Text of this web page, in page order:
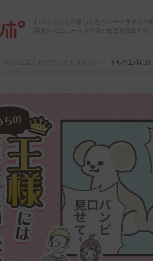
わんちゃんとの暮らしをサポートする犬の
話題の犬ニュースや生活の知恵を毎日配信
うちの王様にはどうしても抗えない うちの王様に